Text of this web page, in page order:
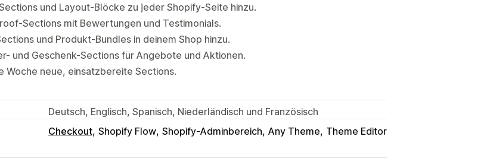
und Layout-Blöcke zu jeder Shopify-Seite hinzu.
Sections mit Bewertungen und Testimonials.
und Produkt-Bundles in deinem Shop hinzu.
und Geschenk-Sections für Angebote und Aktionen.
Woche neue, einsatzbereite Sections.
Deutsch, Englisch, Spanisch, Niederländisch und Französisch
Checkout Shopify Flow Shopify-Adminbereich Any Theme Theme Editor